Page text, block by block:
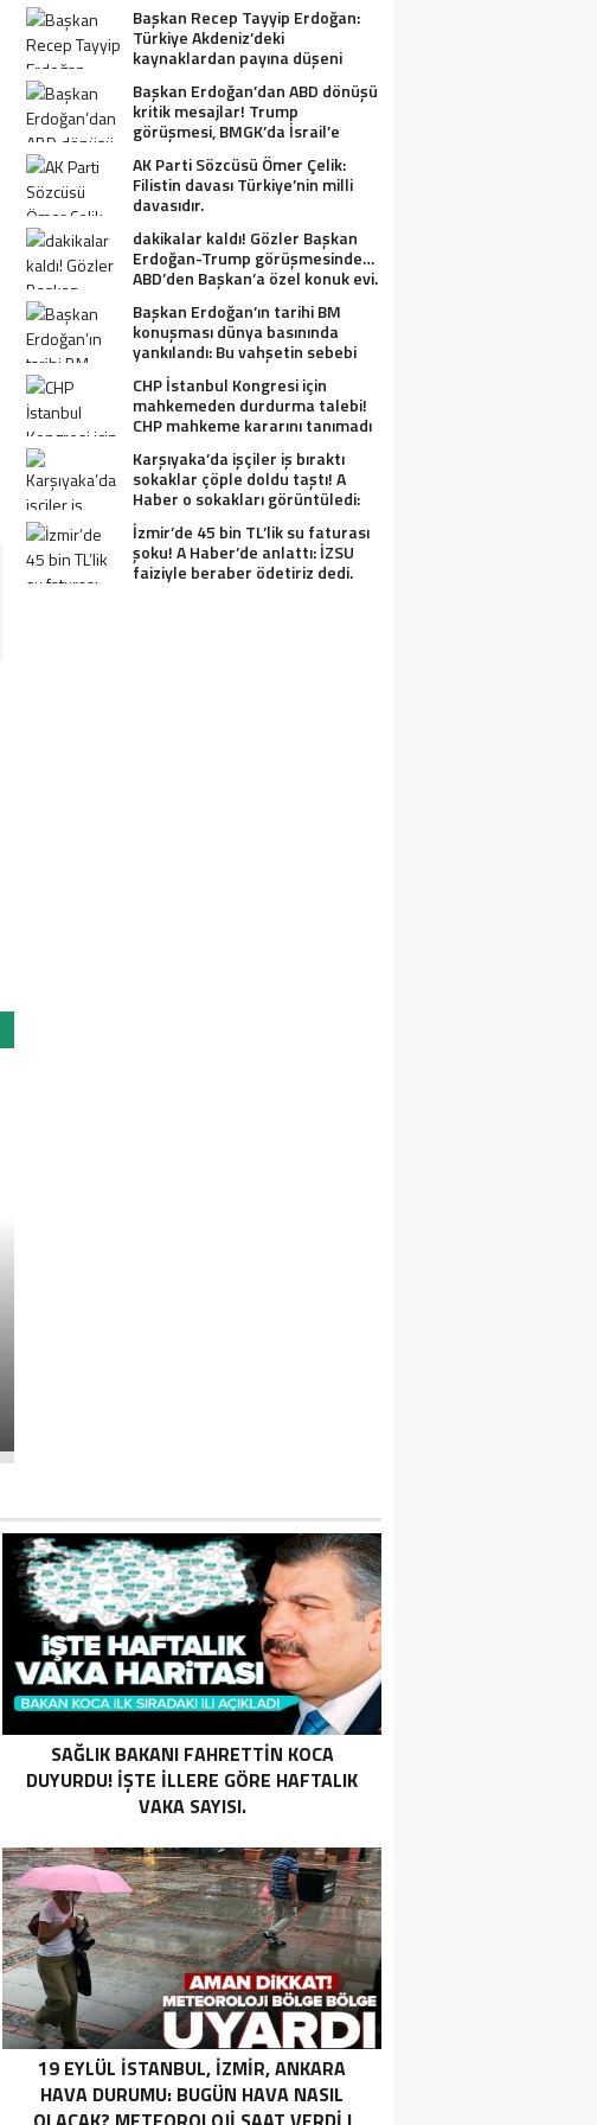
Başkan Recep Tayyip Erdoğan:
Türkiye Akdeniz’deki
kaynaklardan payına düşeni
Başkan Erdoğan’dan ABD dönüşü
kritik mesajlar! Trump
görüşmesi, BMGK’da İsrail’e
tepkiler, Gazze ve Filistin
meselesi….
AK Parti Sözcüsü Ömer Çelik:
Filistin davası Türkiye’nin milli
davasıdır.
dakikalar kaldı! Gözler Başkan
Erdoğan-Trump görüşmesinde…
ABD’den Başkan’a özel konuk evi.
Başkan Erdoğan’ın tarihi BM
konuşması dünya basınında
yankılandı: Bu vahşetin sebebi
olabilir mi?
CHP İstanbul Kongresi için
mahkemeden durdurma talebi!
CHP mahkeme kararını tanımadı
Karşıyaka’da işçiler iş bıraktı
sokaklar çöple doldu taştı! A
Haber o sokakları görüntüledi:
Fareler cirit atıyor
İzmir’de 45 bin TL’lik su faturası
şoku! A Haber’de anlattı: İZSU
faiziyle beraber ödetiriz dedi.
SAĞLIK BAKANI FAHRETTIN KOCA
DUYURDU! İŞTE ILLERE GÖRE HAFTALIK
VAKA SAYISI.
19 EYLÜL İSTANBUL, İZMIR, ANKARA
HAVA DURUMU: BUGÜN HAVA NASIL